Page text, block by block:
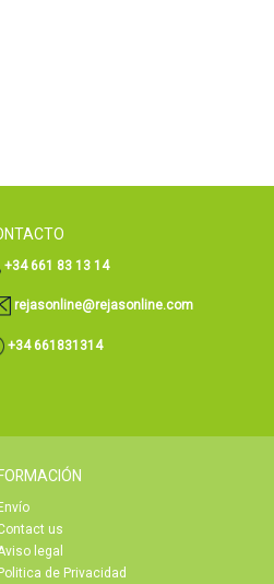
+34 661 83 13 14
rejasonline@rejasonline.com
+34 661831314
us
legal
de Privacidad